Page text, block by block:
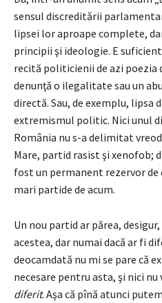
sensul discreditării
lipsei lor aproape complete,
principii şi ideologie. E
recită politicienii de azi poezia
denunţă o ilegalitate sau un
directă. Sau, de exemplu, lipsa
extremismul politic. Nici unul
România nu s-a delimitat
Mare, partid rasist şi xenofob;
fost un permanent rezervor
mari partide de acum.
Un nou partid ar părea,
acestea, dar numai dacă ar fi
deocamdată nu mi se pare că
necesare pentru asta, şi nici
diferit. Aşa că pînă atunci